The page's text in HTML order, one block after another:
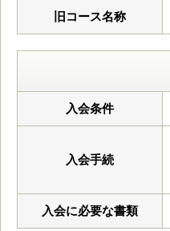
旧コース名称
入会条件
入会手続
入会に必要な書類